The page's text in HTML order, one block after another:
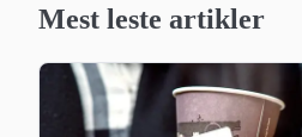
Mest leste artikler